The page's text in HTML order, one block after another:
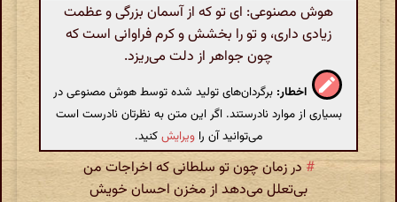
هوش مصنوعی: ای تو که از آسمان بزرگی و عظمت
زیادی داری، و تو را بخشش و کرم فراوانی است که
چون جواهر از دلت می‌ریزد.
اخطار: برگردان‌های تولید شده توسط هوش مصنوعی در
بسیاری از موارد نادرستند. اگر این متن به نظرتان نادرست است
می‌توانید آن را ویرایشکنید.
# در زمان چون تو سلطانی که اخراجات من
بی‌تعلل می‌دهد از مخزن احسان خویش